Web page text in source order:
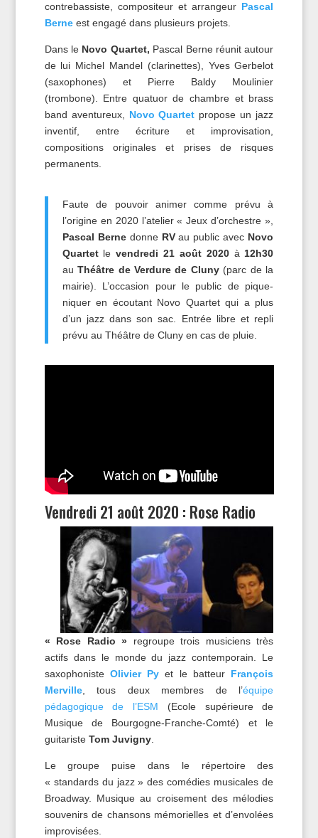
contrebassiste, compositeur et arrangeur Pascal
Berneest engagé dans plusieurs projets.
Dans le Novo Quartet, Pascal Berne réunit autour
de lui Michel Mandel (clarinettes), Yves Gerbelot
(saxophones) et Pierre Baldy Moulinier
(trombone). Entre quatuor de chambre et brass
band aventureux, Novo Quartet propose un jazz
inventif, entre écriture et improvisation,
compositions originales et prises de risques
permanents.
Faute de pouvoir animer comme prévu à
l’origine en 2020 l’atelier « Jeux d’orchestre »,
Pascal Bernedonne RVau public avec Novo
Quartetlevendredi 21 août 2020à 12h30
auThéâtre de Verdure de Cluny(parc de la
mairie). L’occasion pour le public de pique-
niquer en écoutant Novo Quartet qui a plus
d’un jazz dans son sac. Entrée libre et repli
prévu au Théâtre de Cluny en cas de pluie.
Vendredi 21 août 2020 : Rose Radio
« Rose Radio » regroupe trois musiciens très
actifs dans le monde du jazz contemporain. Le
saxophoniste Olivier Py et le batteur François
Merville, tous deux membres de l’équipe
pédagogique de l’ESM (Ecole supérieure de
Musique de Bourgogne-Franche-Comté) et le
guitariste Tom Juvigny.
Le groupe puise dans le répertoire des
« standards du jazz » des comédies musicales de
Broadway. Musique au croisement des mélodies
souvenirs de chansons mémorielles et d’envolées
improvisées.